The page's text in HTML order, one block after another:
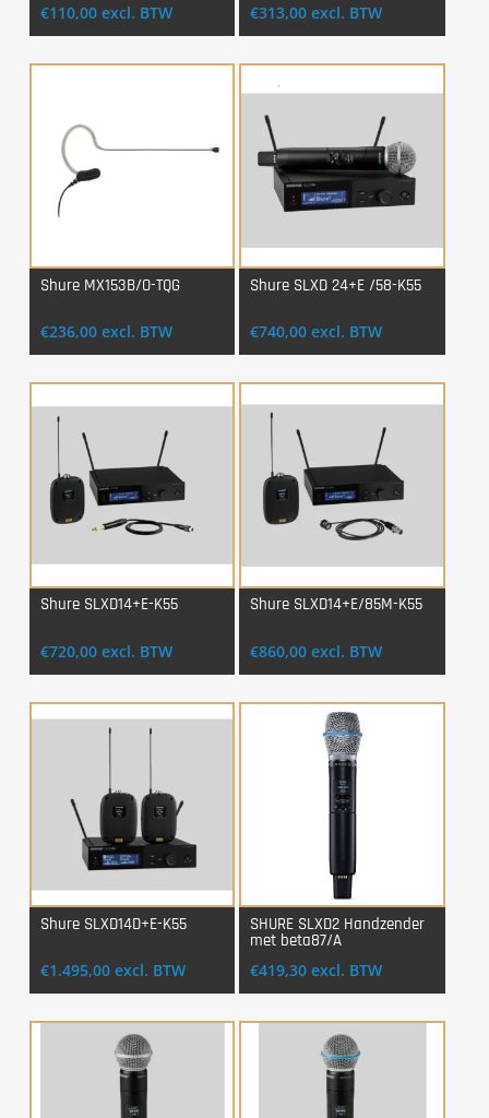
€110,00 excl. BTW €313,00 excl. BTW
Shure MX153B/O-TQG
€236,00 excl. BTW
Shure SLXD 24+E /58-K55
€740,00 excl. BTW
Shure SLXD14+E-K55
€720,00 excl. BTW
Shure SLXD14+E/85M-K55
€860,00 excl. BTW
Shure SLXD14D+E-K55
€1.495,00 excl. BTW
Login Voor Aankoop
SHURE SLXD2 Handzender
met beta87/A
€419,30 excl. BTW